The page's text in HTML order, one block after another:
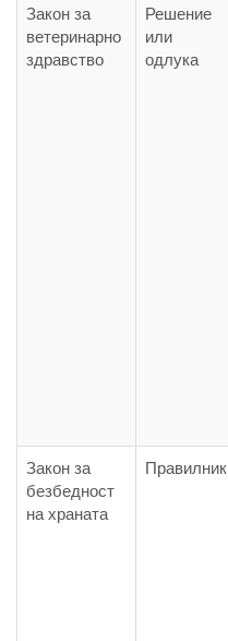
Закон за
ветеринарно
здравство
Решение
или
одлука
Закон за
безбедност
на храната
Правилник